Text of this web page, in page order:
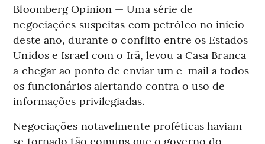
Bloomberg Opinion — Uma série de
negociações suspeitas com petróleo no início
deste ano, durante o conflito entre os Estados
Unidos e Israel com o Irã, levou a Casa Branca
a chegar ao ponto de enviar um e-mail a todos
os funcionários alertando contra o uso de
informações privilegiadas.
Negociações notavelmente proféticas haviam
se tornado tão comuns que o governo do